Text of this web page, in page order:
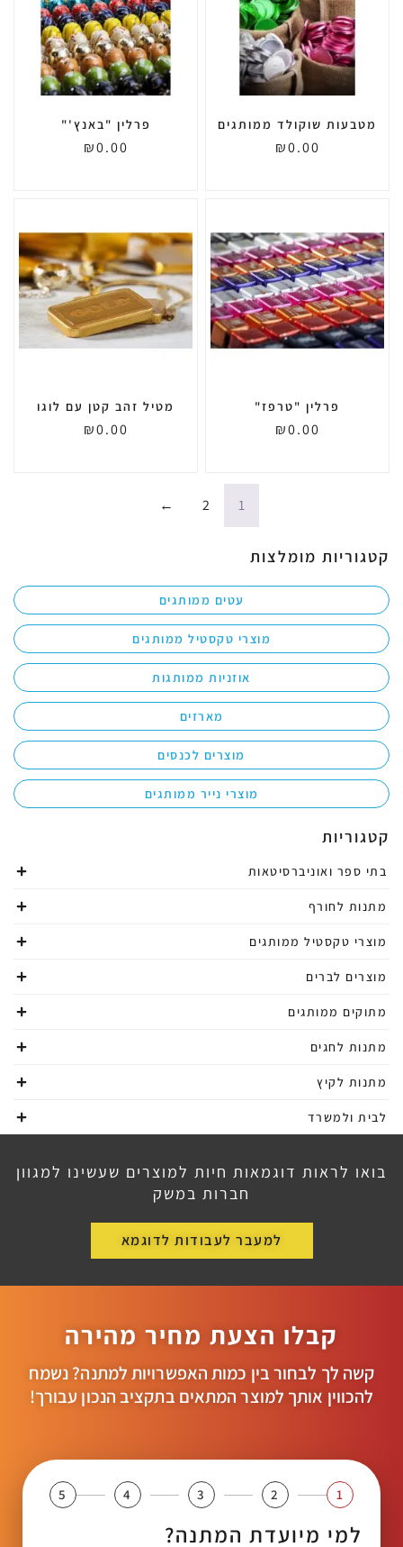
קטגוריות מומלצות
עטים ממותגים
מוצרי טקסטיל ממותגים
אוזניות ממותגות
מארזים
מוצרים לכנסים
מוצרי נייר ממותגים
קטגוריות
בתי ספר ואוניברסיטאות
מתנות לחורף
מוצרי טקסטיל ממותגים
מוצרים לברים
מתוקים ממותגים
מתנות לחגים
מתנות לקיץ
לבית ולמשרד
מטבעות שוקולד ממותגים
₪0.00
פרלין "באנץ'"
₪0.00
פרלין "טרפז"
₪0.00
מטיל זהב קטן עם לוגו
₪0.00
1
2
←
בואו לראות דוגמאות חיות למוצרים שעשינו למגוון
חברות במשק
למעבר לעבודות לדוגמא
קבלו הצעת מחיר מהירה
קשה לך לבחור בין כמות האפשרויות למתנה? נשמח
להכווין אותך למוצר המתאים בתקציב הנכון עבורך!
1
2
3
4
5
למי מיועדת המתנה?